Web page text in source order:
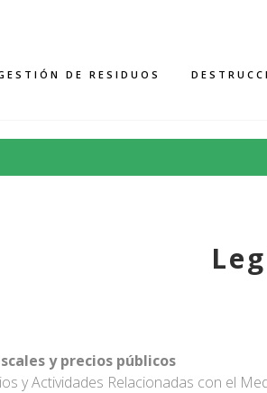
DE RESIDUOS
y precios públicos
y Actividades Relacionadas con el